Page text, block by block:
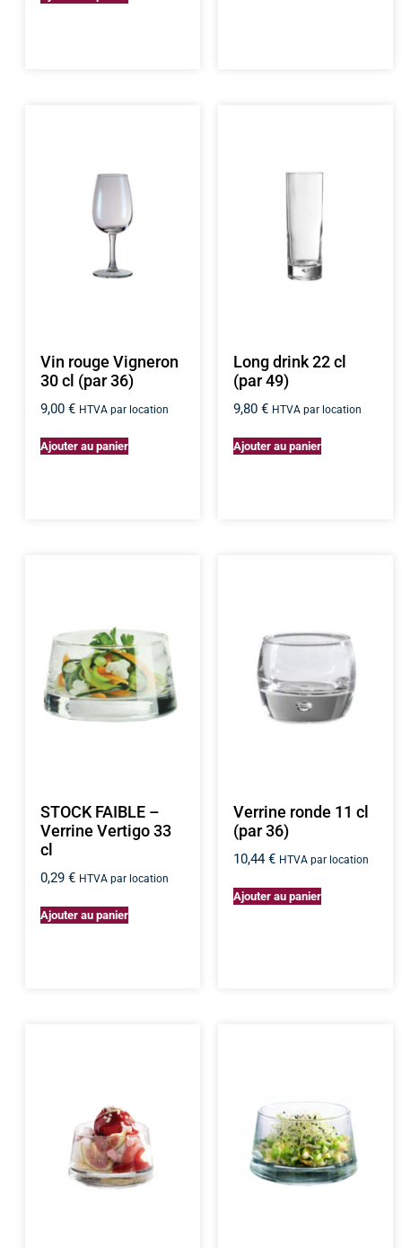
Vin rouge Vigneron
30 cl (par 36)
9,00€ HTVA par location
Ajouter au panier
Long drink 22 cl
(par 49)
9,80€ HTVA par location
Ajouter au panier
STOCK FAIBLE –
Verrine Vertigo 33
cl
0,29€ HTVA par location
Ajouter au panier
Verrine ronde 11 cl
(par 36)
10,44€ HTVA par location
Ajouter au panier